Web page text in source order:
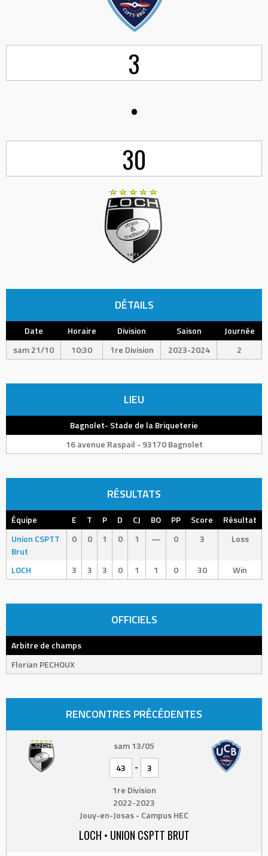
3
•
30
DÉTAILS
Date Horaire Division Saison
Journée
sam 21/10
10:30 1re Division 2023-2024 2
LIEU
Bagnolet- Stade de la Briqueterie
16 avenue Raspail - 93170 Bagnolet
RÉSULTATS
Équipe E T P D CJ BO PP Score
Résultat
Union CSPTT
Brut
0 0 1 0 1 — 0 3 Loss
LOCH 3 3 3 0 1 1 0 30 Win
OFFICIELS
Arbitre de champs
Florian PECHOUX
RENCONTRES PRÉCÉDENTES
sam 13/05
43
-
3
1re Division
2022-2023
Jouy-en-Josas - Campus HEC
LOCH • UNION CSPTT BRUT